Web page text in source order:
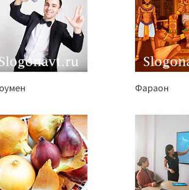
Фараон